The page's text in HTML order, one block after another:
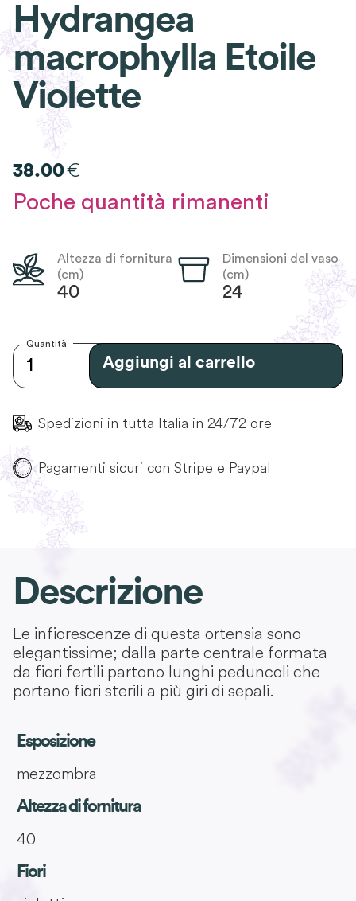
Hydrangea
macrophylla Etoile
Violette
38.00€
Poche quantità rimanenti
Altezza di fornitura
(cm)
40
Dimensioni del vaso
(cm)
24
Quantità
Aggiungi al carrello
Spedizioni in tutta Italia in 24/72 ore
Pagamenti sicuri con Stripe e Paypal
Descrizione
Le infiorescenze di questa ortensia sono
elegantissime; dalla parte centrale formata
da fiori fertili partono lunghi peduncoli che
portano fiori sterili a più giri di sepali.
Esposizione
mezzombra
Altezza di fornitura
40
Fiori